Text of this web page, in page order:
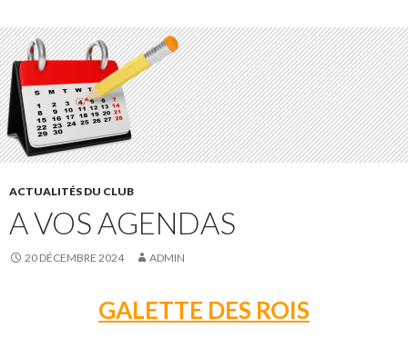
ACTUALITÉS DU CLUB
A VOS AGENDAS
20 DÉCEMBRE 2024 ADMIN
GALETTE DES ROIS